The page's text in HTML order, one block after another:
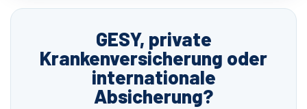
GESY, private
Krankenversicherung oder
internationale
Absicherung?